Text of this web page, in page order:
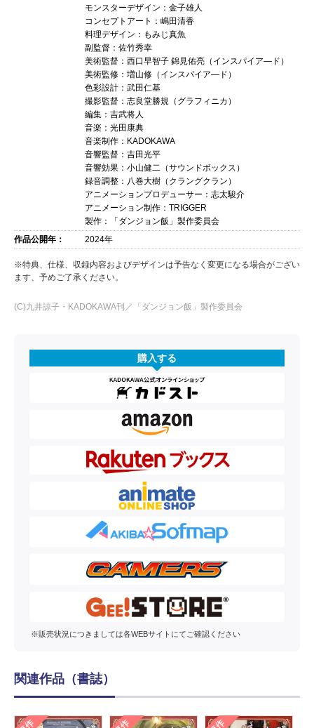
モンスターデザイン：金子雄人
コンセプトアート：嶋田清香
料理デザイン：もみじ真魚
副監督：佐竹秀幸
美術監督：西口早智子 錦見佑亮（インスパイア―ド）
美術監修：増山修（インスパイア―ド）
色彩設計：武田仁基
撮影監督：志良堂勝規（グラフィニカ）
編集：吉武将人
音楽：光田康典
音楽制作：KADOKAWA
音響監督：吉田光平
音響効果：小山健二（サウンドボックス）
録音調整：八巻大樹（クラングクラン）
アニメーションプロデューサー：志太駿介
アニメーション制作：TRIGGER
製作：「ダンジョン飯」製作委員会
作品公開年：
2024年
※特典、仕様、収録内容およびデザインは予告なく変更になる場合がござい
ます、予めご了承ください。
(C)九井諒子・KADOKAWA刊／「ダンジョン飯」製作委員会
購入する
※販売状況につきましては各WEBサイトにてご確認ください
関連作品（書誌）
原作 原作 原作